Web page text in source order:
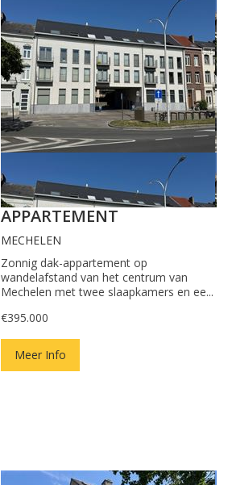
APPARTEMENT
MECHELEN
Zonnig dak-appartement op
wandelafstand van het centrum van
Mechelen met twee slaapkamers en ee...
€395.000
Meer Info